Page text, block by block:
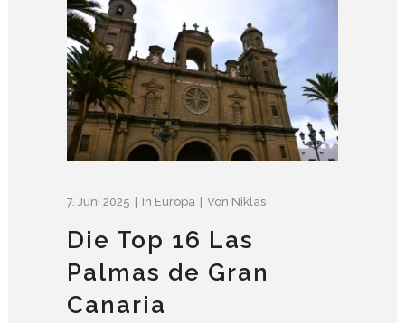
7. Juni 2025 In Europa Von Niklas
Die Top 16 Las
Palmas de Gran
Canaria